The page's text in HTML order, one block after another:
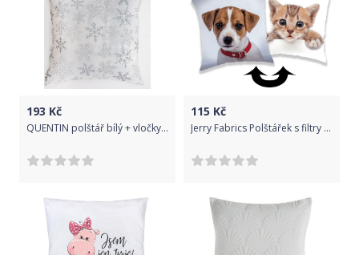
193 Kč
QUENTIN polštář bílý + vločky 45x45cm
115 Kč
Jerry Fabrics Polštářek s filtry Pejsek a kočička 01